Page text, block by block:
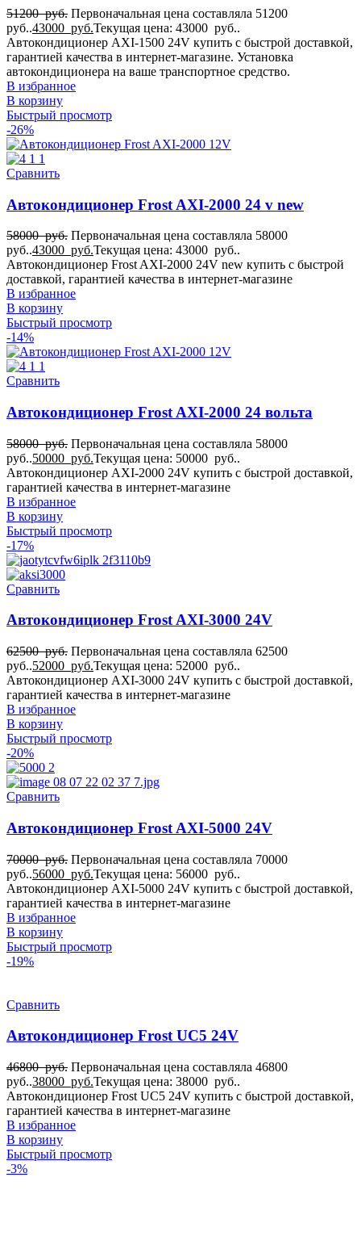
19
Для Volvo FL
19
Для Вольво
19
Для ЗИЛ
19
Для КАМАЗ
19
Для МАЗ
19
для Синотрак Штейр
19
51200руб. Первоначальная цена составляла 51200
руб..43000 руб.Текущая цена: 43000 руб..
Автокондиционер AXI-1500 24V купить с быстрой доставкой,
гарантией качества в интернет-магазине. Установка
автокондиционера на ваше транспортное средство.
В избранное
В корзину
Быстрый просмотр
-26%
Сравнить
Автокондиционер Frost AXI-2000 24 v new
58000руб. Первоначальная цена составляла 58000
руб..43000 руб.Текущая цена: 43000 руб..
Автокондиционер Frost AXI-2000 24V new купить с быстрой
доставкой, гарантией качества в интернет-магазине
В избранное
В корзину
Быстрый просмотр
-14%
Сравнить
Автокондиционер Frost AXI-2000 24 вольта
58000руб. Первоначальная цена составляла 58000
руб..50000 руб.Текущая цена: 50000 руб..
Автокондиционер AXI-2000 24V купить с быстрой доставкой,
гарантией качества в интернет-магазине
В избранное
В корзину
Быстрый просмотр
-17%
Сравнить
Автокондиционер Frost AXI-3000 24V
62500руб. Первоначальная цена составляла 62500
руб..52000 руб.Текущая цена: 52000 руб..
Автокондиционер AXI-3000 24V купить с быстрой доставкой,
гарантией качества в интернет-магазине
В избранное
В корзину
Быстрый просмотр
-20%
Сравнить
Автокондиционер Frost AXI-5000 24V
70000руб. Первоначальная цена составляла 70000
руб..56000 руб.Текущая цена: 56000 руб..
Автокондиционер AXI-5000 24V купить с быстрой доставкой,
гарантией качества в интернет-магазине
В избранное
В корзину
Быстрый просмотр
-19%
Сравнить
Автокондиционер Frost UC5 24V
46800руб. Первоначальная цена составляла 46800
руб..38000 руб.Текущая цена: 38000 руб..
Автокондиционер Frost UC5 24V купить с быстрой доставкой,
гарантией качества в интернет-магазине
В избранное
В корзину
Быстрый просмотр
-3%